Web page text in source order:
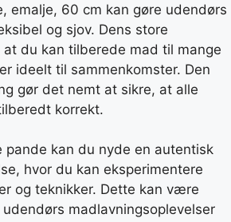
emalje, 60 cm kan gøre udendørs
og sjov. Dens store
du kan tilberede mad til mange
ideelt til sammenkomster. Den
gør det nemt at sikre, at alle
korrekt.
pande kan du nyde en autentisk
hvor du kan eksperimentere
og teknikker. Dette kan være
madlavningsoplevelser